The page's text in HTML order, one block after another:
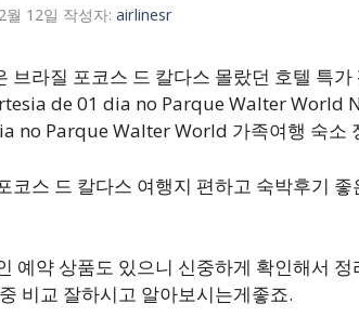
월 12일 작성자: airlinesr
브라질 포코스 드 칼다스 몰랐던 호텔 특
de 01 dia no Parque Walter World
no Parque Walter World 가족여행 숙소
코스 드 칼다스 여행지 편하고 숙박후기
예약 상품도 있으니 신중하게 확인해서
비교 잘하시고 알아보시는게좋죠.